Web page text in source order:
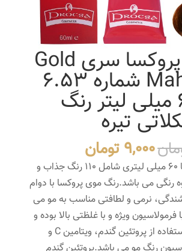
رنگ مو پروکسا سری Gold
Mahogany شماره 6.53
حجم 60 میلی لیتر رنگ
تیره
قیمت
اصلی
13,000 تومان
بود.
9,000تومانقیمت
فعلی
9,000 تومان
است.
رنگ موی پروکسا ۶۰ میلی لیتری شامل ۱۱۰ رنگ جذاب و
در ۲۵ گروه رنگی می باشد.رنگ موی پروکسا با دوام
نرمی و لطافتی مناسب به مو می
ویژه و با غلظتی بالا بوده و
از ویژگیهای آن استفاده از پروتئین گندم، ویتامین C و